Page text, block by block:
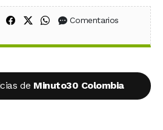
Compartir en Facebook
Compartir en X (Twitter)
Compartir en WhatsApp
Comentarios
de Minuto30 Colombia